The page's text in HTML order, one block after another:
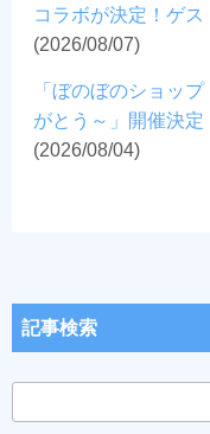
コラボが決定！ゲス
(2026/08/07)
「ぼのぼのショッ
がとう～」開催決定
(2026/08/04)
記事検索